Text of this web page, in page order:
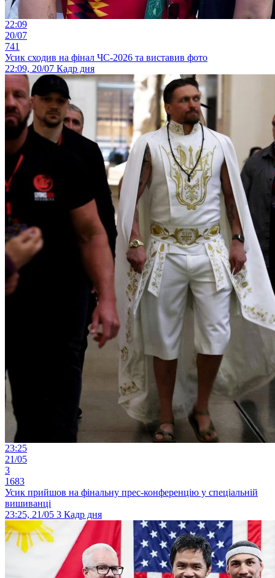
22:09
20/07
741
Усик сходив на фінал ЧС-2026 та виставив фото
22:09, 20/07 Кадр дня
23:25
21/05
3
1683
Усик прийшов на фінальну прес-конференцію у спеціальній
вишиванці
23:25, 21/05 3 Кадр дня